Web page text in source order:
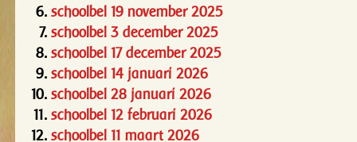
schoolbel 19 november 2025
schoolbel 3 december 2025
schoolbel 17 december 2025
schoolbel 14 januari 2026
schoolbel 28 januari 2026
schoolbel 12 februari 2026
schoolbel 11 maart 2026